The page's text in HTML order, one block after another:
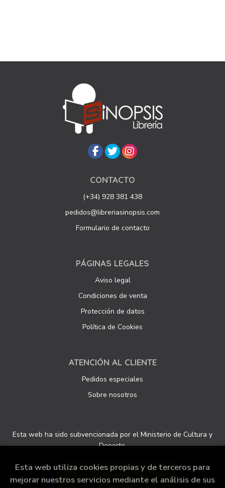
CONTACTO
(+34) 928 381 438
pedidos@libreriasinopsis.com
Formulario de contacto
PÁGINAS LEGALES
Aviso legal
Condiciones de venta
Protección de datos
Política de Cookies
ATENCIÓN AL CLIENTE
Pedidos especiales
Sobre nosotros
Esta web ha sido subvencionada por el Ministerio de Cultura y
Deporte.
Esta web utiliza cookies propias y de terceros para
mejorar nuestros servicios mediante el análisis de sus